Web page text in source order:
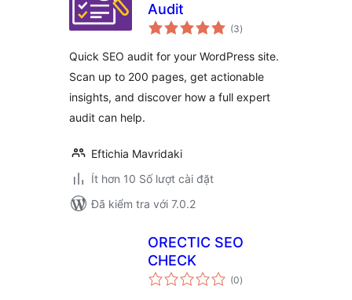
Audit
(3tổng
đánh
)
Quick SEO audit for your WordPress site.
Scan up to 200 pages, get actionable
insights, and discover how a full expert
audit can help.
Eftichia Mavridaki
Ít hơn 10 Số lượt cài đặt
Đã kiểm tra với 7.0.2
ORECTIC SEO
CHECK
(0tổng
đánh
)